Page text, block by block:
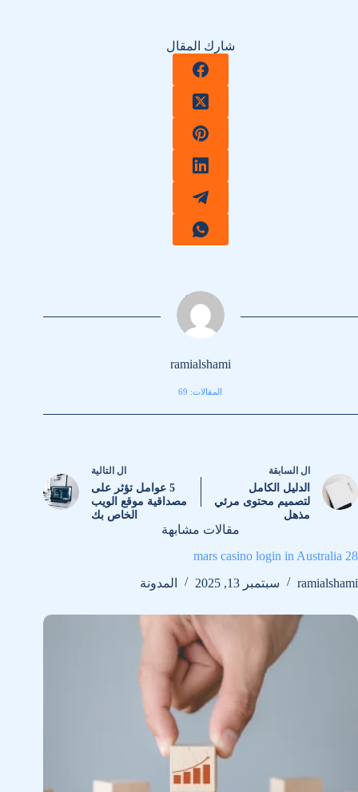
شارك المقال
ramialshami
المقالات: 69
ال السابقة
الدليل الكامل
لتصميم محتوى مرئي
مذهل
ال التالية
5 عوامل تؤثر على
مصداقية موقع الويب
الخاص بك
مقالات مشابهة
28 mars casino login in Australia
ramialshami
سبتمبر 13, 2025 المدونة